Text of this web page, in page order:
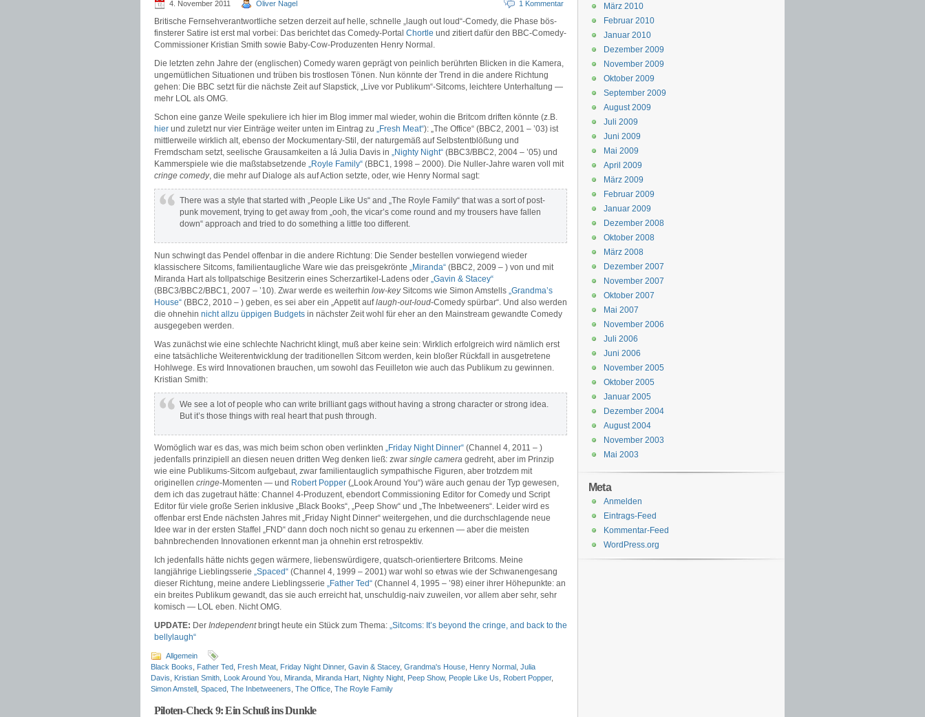
4. November 2011 Oliver Nagel 1 Kommentar
Britische Fernsehverantwortliche setzen derzeit auf helle, schnelle „laugh out loud“-Comedy, die Phase bös-
finsterer Satire ist erst mal vorbei: Das berichtet das Comedy-Portal Chortle und zitiert dafür den BBC-Comedy-
Commissioner Kristian Smith sowie Baby-Cow-Produzenten Henry Normal.
Die letzten zehn Jahre der (englischen) Comedy waren geprägt von peinlich berührten Blicken in die Kamera,
ungemütlichen Situationen und trüben bis trostlosen Tönen. Nun könnte der Trend in die andere Richtung
gehen: Die BBC setzt für die nächste Zeit auf Slapstick, „Live vor Publikum“-Sitcoms, leichtere Unterhaltung —
mehr LOL als OMG.
Schon eine ganze Weile spekuliere ich hier im Blog immer mal wieder, wohin die Britcom driften könnte (z.B.
hier und zuletzt nur vier Einträge weiter unten im Eintrag zu „Fresh Meat“): „The Office“ (BBC2, 2001 – ’03) ist
mittlerweile wirklich alt, ebenso der Mockumentary-Stil, der naturgemäß auf Selbstentblößung und
Fremdscham setzt, seelische Grausamkeiten a lá Julia Davis in „Nighty Night“ (BBC3/BBC2, 2004 – ’05) und
Kammerspiele wie die maßstabsetzende „Royle Family“ (BBC1, 1998 – 2000). Die Nuller-Jahre waren voll mit
cringe comedy, die mehr auf Dialoge als auf Action setzte, oder, wie Henry Normal sagt:
There was a style that started with „People Like Us“ and „The Royle Family“ that was a sort of post-
punk movement, trying to get away from „ooh, the vicar’s come round and my trousers have fallen
down“ approach and tried to do something a little too different.
Nun schwingt das Pendel offenbar in die andere Richtung: Die Sender bestellen vorwiegend wieder
klassischere Sitcoms, familientaugliche Ware wie das preisgekrönte „Miranda“ (BBC2, 2009 – ) von und mit
Miranda Hart als tollpatschige Besitzerin eines Scherzartikel-Ladens oder „Gavin & Stacey“
(BBC3/BBC2/BBC1, 2007 – ’10). Zwar werde es weiterhin low-keySitcoms wie Simon Amstells „Grandma’s
House“ (BBC2, 2010 – ) geben, es sei aber ein „Appetit auflaugh-out-loud-Comedy spürbar“. Und also werden
die ohnehin nicht allzu üppigen Budgets in nächster Zeit wohl für eher an den Mainstream gewandte Comedy
ausgegeben werden.
Was zunächst wie eine schlechte Nachricht klingt, muß aber keine sein: Wirklich erfolgreich wird nämlich erst
eine tatsächliche Weiterentwicklung der traditionellen Sitcom werden, kein bloßer Rückfall in ausgetretene
Hohlwege. Es wird Innovationen brauchen, um sowohl das Feuilleton wie auch das Publikum zu gewinnen.
Kristian Smith:
We see a lot of people who can write brilliant gags without having a strong character or strong idea.
But it’s those things with real heart that push through.
Womöglich war es das, was mich beim schon oben verlinkten „Friday Night Dinner“ (Channel 4, 2011 – )
jedenfalls prinzipiell an diesen neuen dritten Weg denken ließ: zwar single camera gedreht, aber im Prinzip
wie eine Publikums-Sitcom aufgebaut, zwar familientauglich sympathische Figuren, aber trotzdem mit
originellen cringe-Momenten — und Robert Popper („Look Around You“) wäre auch genau der Typ gewesen,
dem ich das zugetraut hätte: Channel 4-Produzent, ebendort Commissioning Editor for Comedy und Script
Editor für viele große Serien inklusive „Black Books“, „Peep Show“ und „The Inbetweeners“. Leider wird es
offenbar erst Ende nächsten Jahres mit „Friday Night Dinner“ weitergehen, und die durchschlagende neue
Idee war in der ersten Staffel „FND“ dann doch noch nicht so genau zu erkennen — aber die meisten
bahnbrechenden Innovationen erkennt man ja ohnehin erst retrospektiv.
Ich jedenfalls hätte nichts gegen wärmere, liebenswürdigere, quatsch-orientiertere Britcoms. Meine
langjährige Lieblingsserie „Spaced“ (Channel 4, 1999 – 2001) war wohl so etwas wie der Schwanengesang
dieser Richtung, meine andere Lieblingsserie „Father Ted“ (Channel 4, 1995 – ’98) einer ihrer Höhepunkte: an
ein breites Publikum gewandt, das sie auch erreicht hat, unschuldig-naiv zuweilen, vor allem aber sehr, sehr
komisch — LOL eben. Nicht OMG.
UPDATE: Der Independentbringt heute ein Stück zum Thema: „Sitcoms: It’s beyond the cringe, and back to the
bellylaugh“
Allgemein
Black Books
Father Ted Fresh Meat Friday Night Dinner, Gavin & Stacey, Grandma's House Henry Normal Julia
Davis
Kristian Smith Look Around You Miranda Miranda Hart Nighty Night Peep Show, People Like Us Robert Popper,
Simon Amstell Spaced The Inbetweeners The Office The Royle Family
Piloten-Check 9: Ein Schuß ins Dunkle
März 2010
Februar 2010
Januar 2010
Dezember 2009
November 2009
Oktober 2009
September 2009
August 2009
Juli 2009
Juni 2009
Mai 2009
April 2009
März 2009
Februar 2009
Januar 2009
Dezember 2008
Oktober 2008
März 2008
Dezember 2007
November 2007
Oktober 2007
Mai 2007
November 2006
Juli 2006
Juni 2006
November 2005
Oktober 2005
Januar 2005
Dezember 2004
August 2004
November 2003
Mai 2003
Meta
Anmelden
Eintrags-Feed
Kommentar-Feed
WordPress.org